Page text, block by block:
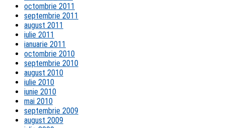
octombrie 2011
septembrie 2011
august 2011
iulie 2011
ianuarie 2011
octombrie 2010
septembrie 2010
august 2010
iulie 2010
iunie 2010
mai 2010
septembrie 2009
august 2009